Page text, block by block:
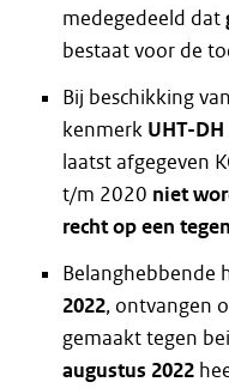
medegedeeld dat
bestaat voor de
Bij beschikking van
kenmerk UHT-DH
laatst afgegeven
t/m 2020 niet
recht op een
Belanghebbende
2022, ontvangen
gemaakt tegen
augustus 2022